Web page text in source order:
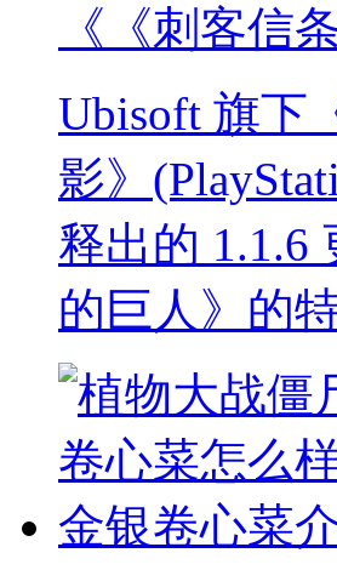
《《刺客信
Ubisoft 旗下
影》
释出的 1.1.6
的巨人》的